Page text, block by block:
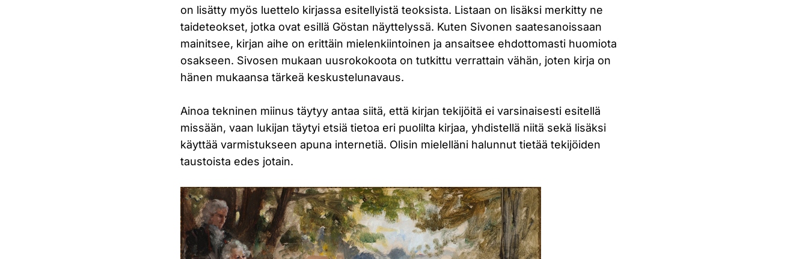
on lisätty myös luettelo kirjassa esitellyistä teoksista. Listaan on lisäksi merkitty ne
taideteokset, jotka ovat esillä Göstan näyttelyssä. Kuten Sivonen saatesanoissaan
mainitsee, kirjan aihe on erittäin mielenkiintoinen ja ansaitsee ehdottomasti huomiota
osakseen. Sivosen mukaan uusrokokoota on tutkittu verrattain vähän, joten kirja on
hänen mukaansa tärkeä keskustelunavaus.
Ainoa tekninen miinus täytyy antaa siitä, että kirjan tekijöitä ei varsinaisesti esitellä
missään, vaan lukijan täytyi etsiä tietoa eri puolilta kirjaa, yhdistellä niitä sekä lisäksi
käyttää varmistukseen apuna internetiä. Olisin mielelläni halunnut tietää tekijöiden
taustoista edes jotain.